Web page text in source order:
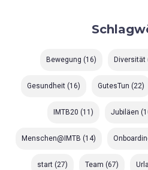
Bewegung (16) Diversität
Gesundheit(16) GutesTun (22)
IMTB20 (11) Jubiläen
Menschen@IMTB (14)
start (27) Team (67)